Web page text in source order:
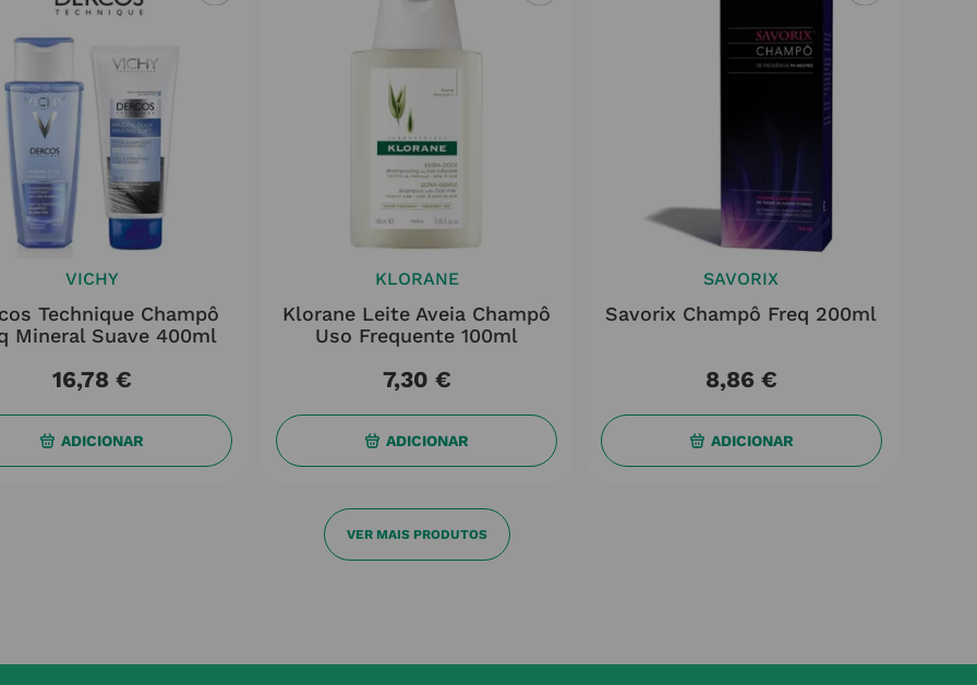
VICHY
Technique Champô
Mineral Suave 400ml
16,78 €
ADICIONAR
KLORANE
Klorane Leite Aveia Champô
Uso Frequente 100ml
7,30 €
ADICIONAR
SAVORIX
Savorix Champô Freq 200ml
8,86 €
ADICIONAR